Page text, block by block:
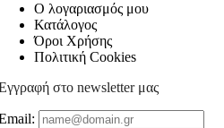
Ο λογαριασμός μου
Κατάλογος
Όροι Χρήσης
Πολιτική Cookies
στο newsletter μας